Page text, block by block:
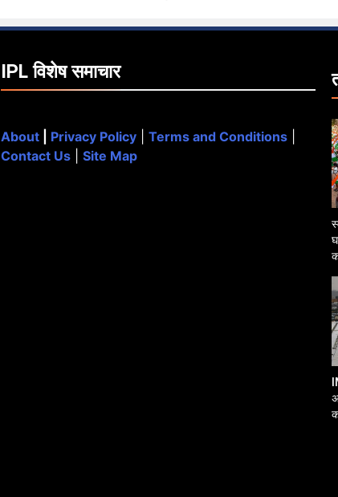
IPL विशेष समाचार
About Privacy Policy Terms and Conditions
Contact Us
Site Map